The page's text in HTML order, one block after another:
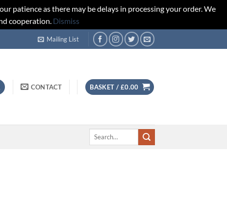
patience as there may be delays in processing your order. We
cooperation. Dismiss
Mailing List
CONTACT BASKET / £0.00
Search